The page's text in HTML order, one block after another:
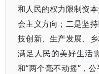
和人民的权力限制资
会主义方向；二是坚
技创新、生产发展、
满足人民的美好生活
和“两个毫不动摇”，